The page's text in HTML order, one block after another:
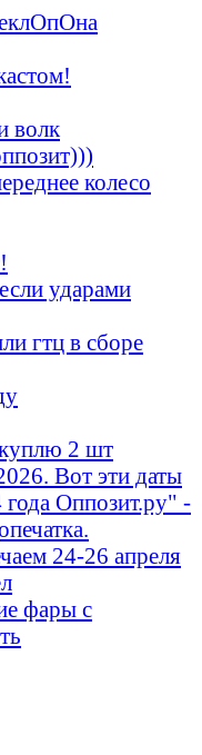
волк
колесо
ударами
гтц в сборе
2 шт
Вот эти даты
Оппозит.ру" -
24-26 апреля
фары с